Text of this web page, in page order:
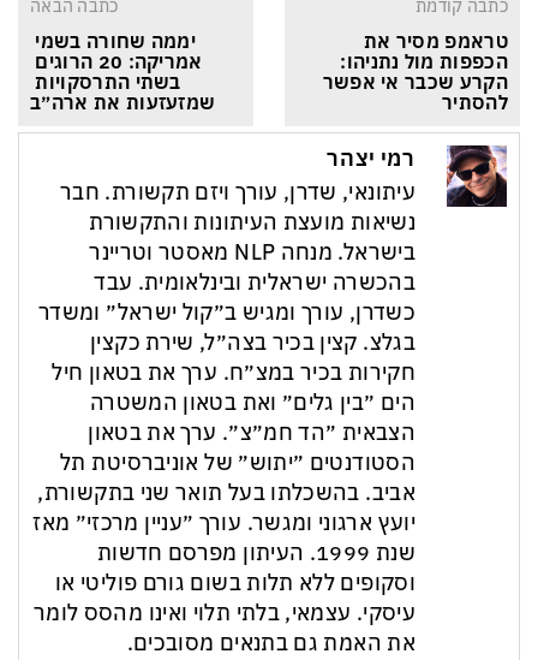
כתבה קודמת
טראמפ מסיר את
הכפפות מול נתניהו:
הקרע שכבר אי אפשר
להסתיר
כתבה הבאה
יממה שחורה בשמי
אמריקה: 20 הרוגים
בשתי התרסקויות
שמזעזעות את ארה״ב
רמי יצהר
עיתונאי, שדרן, עורך ויזם תקשורת. חבר
נשיאות מועצת העיתונות והתקשורת
בישראל. מנחה NLP מאסטר וטריינר
בהכשרה ישראלית ובינלאומית. עבד
כשדרן, עורך ומגיש ב״קול ישראל״ ומשדר
בגלצ. קצין בכיר בצה״ל, שירת כקצין
חקירות בכיר במצ״ח. ערך את בטאון חיל
הים ״בין גלים״ ואת בטאון המשטרה
הצבאית ״הד חמ״צ״. ערך את בטאון
הסטודנטים ״יתוש״ של אוניברסיטת תל
אביב. בהשכלתו בעל תואר שני בתקשורת,
יועץ ארגוני ומגשר. עורך ״עניין מרכזי״ מאז
שנת 1999. העיתון מפרסם חדשות
וסקופים ללא תלות בשום גורם פוליטי או
עיסקי. עצמאי, בלתי תלוי ואינו מהסס לומר
את האמת גם בתנאים מסובכים.